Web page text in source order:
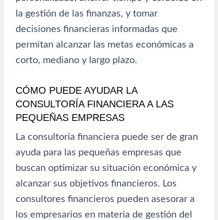
la gestión de las finanzas, y tomar
decisiones financieras informadas que
permitan alcanzar las metas económicas a
corto, mediano y largo plazo.
CÓMO PUEDE AYUDAR LA
CONSULTORÍA FINANCIERA A LAS
PEQUEÑAS EMPRESAS
La consultoría financiera puede ser de gran
ayuda para las pequeñas empresas que
buscan optimizar su situación económica y
alcanzar sus objetivos financieros. Los
consultores financieros pueden asesorar a
los empresarios en materia de gestión del